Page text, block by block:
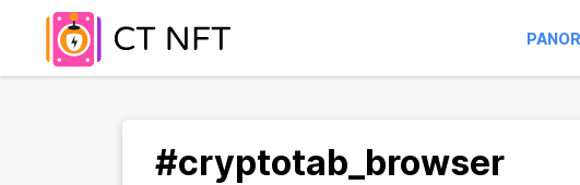
#cryptotab_browser